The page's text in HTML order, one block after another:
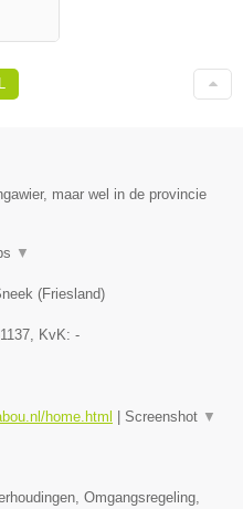
maar wel in de provincie
▼
(Friesland)
, KvK: -
home.html Screenshot ▼
Omgangsregeling,